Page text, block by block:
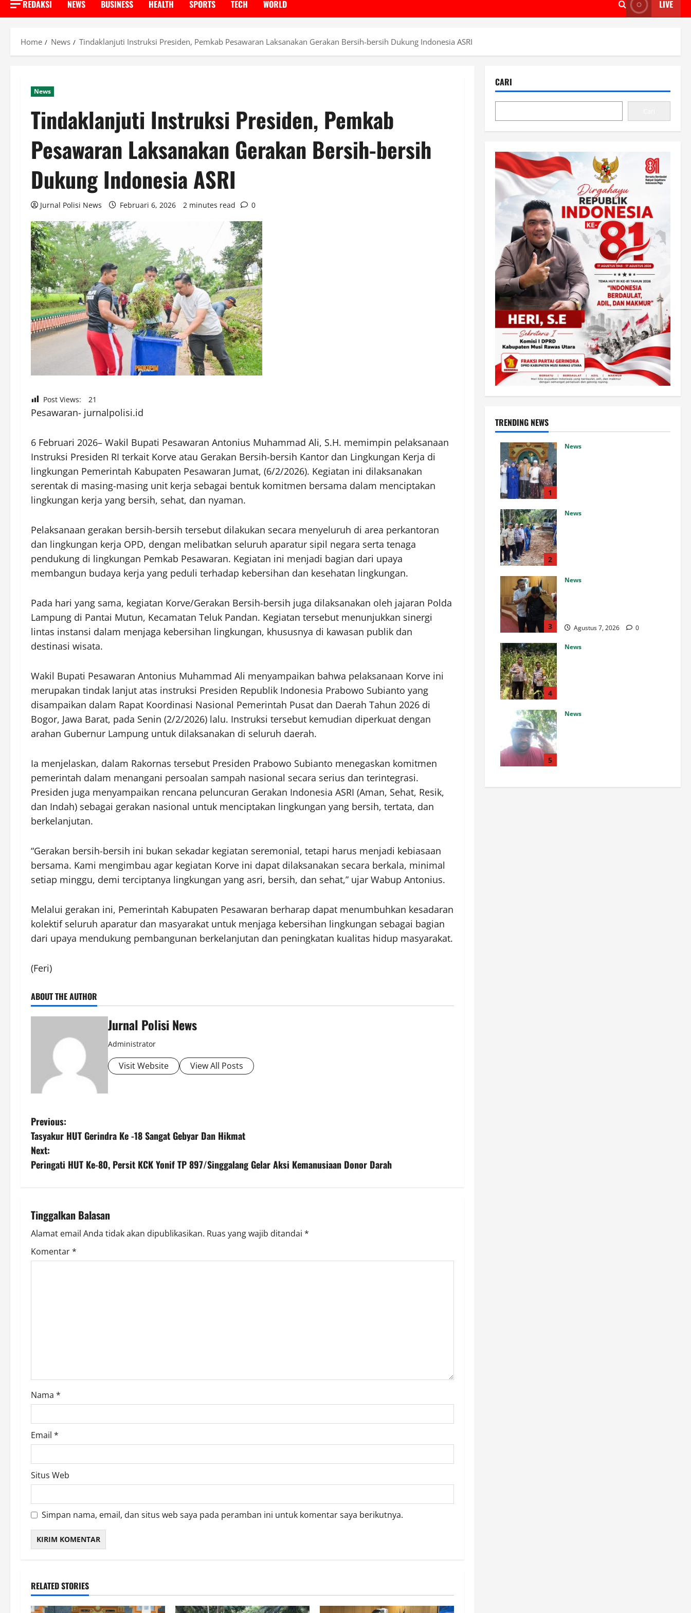
REDAKSI NEWS BUSINESS HEALTH SPORTS TECH WORLD LIVE
Home News Tindaklanjuti Instruksi Presiden, Pemkab Pesawaran Laksanakan Gerakan Bersih-bersih Dukung Indonesia ASRI
News
Tindaklanjuti Instruksi Presiden, Pemkab
Pesawaran Laksanakan Gerakan Bersih-bersih
Dukung Indonesia ASRI
Jurnal Polisi News Februari 6, 2026 2 minutes read 0
Post Views: 21
Pesawaran- jurnalpolisi.id
6 Februari 2026– Wakil Bupati Pesawaran Antonius Muhammad Ali, S.H. memimpin pelaksanaan
Instruksi Presiden RI terkait Korve atau Gerakan Bersih-bersih Kantor dan Lingkungan Kerja di
lingkungan Pemerintah Kabupaten Pesawaran Jumat, (6/2/2026). Kegiatan ini dilaksanakan
serentak di masing-masing unit kerja sebagai bentuk komitmen bersama dalam menciptakan
lingkungan kerja yang bersih, sehat, dan nyaman.
Pelaksanaan gerakan bersih-bersih tersebut dilakukan secara menyeluruh di area perkantoran
dan lingkungan kerja OPD, dengan melibatkan seluruh aparatur sipil negara serta tenaga
pendukung di lingkungan Pemkab Pesawaran. Kegiatan ini menjadi bagian dari upaya
membangun budaya kerja yang peduli terhadap kebersihan dan kesehatan lingkungan.
Pada hari yang sama, kegiatan Korve/Gerakan Bersih-bersih juga dilaksanakan oleh jajaran Polda
Lampung di Pantai Mutun, Kecamatan Teluk Pandan. Kegiatan tersebut menunjukkan sinergi
lintas instansi dalam menjaga kebersihan lingkungan, khususnya di kawasan publik dan
destinasi wisata.
Wakil Bupati Pesawaran Antonius Muhammad Ali menyampaikan bahwa pelaksanaan Korve ini
merupakan tindak lanjut atas instruksi Presiden Republik Indonesia Prabowo Subianto yang
disampaikan dalam Rapat Koordinasi Nasional Pemerintah Pusat dan Daerah Tahun 2026 di
Bogor, Jawa Barat, pada Senin (2/2/2026) lalu. Instruksi tersebut kemudian diperkuat dengan
arahan Gubernur Lampung untuk dilaksanakan di seluruh daerah.
Ia menjelaskan, dalam Rakornas tersebut Presiden Prabowo Subianto menegaskan komitmen
pemerintah dalam menangani persoalan sampah nasional secara serius dan terintegrasi.
Presiden juga menyampaikan rencana peluncuran Gerakan Indonesia ASRI (Aman, Sehat, Resik,
dan Indah) sebagai gerakan nasional untuk menciptakan lingkungan yang bersih, tertata, dan
berkelanjutan.
“Gerakan bersih-bersih ini bukan sekadar kegiatan seremonial, tetapi harus menjadi kebiasaan
bersama. Kami mengimbau agar kegiatan Korve ini dapat dilaksanakan secara berkala, minimal
setiap minggu, demi terciptanya lingkungan yang asri, bersih, dan sehat,” ujar Wabup Antonius.
Melalui gerakan ini, Pemerintah Kabupaten Pesawaran berharap dapat menumbuhkan kesadaran
kolektif seluruh aparatur dan masyarakat untuk menjaga kebersihan lingkungan sebagai bagian
dari upaya mendukung pembangunan berkelanjutan dan peningkatan kualitas hidup masyarakat.
(Feri)
ABOUT THE AUTHOR
Jurnal Polisi News
Administrator
Visit Website View All Posts
P
o
s
n
a
v
o
n
Previous:
Tasyakur HUT Gerindra Ke -18 Sangat Gebyar Dan Hikmat
Next:
Peringati HUT Ke-80, Persit KCK Yonif TP 897/Singgalang Gelar Aksi Kemanusiaan Donor Darah
Tinggalkan Balasan
Alamat email Anda tidak akan dipublikasikan. Ruas yang wajib ditandai *
Komentar*
Nama *
Email *
Situs Web
Simpan nama, email, dan situs web saya pada peramban ini untuk komentar saya berikutnya.
RELATED STORIES
CARI
TRENDING NEWS
1
News
2
News
Agustus 7, 2026
3
News
Agustus 7, 2026 0
4
News
Agustus 7, 2026
5
News